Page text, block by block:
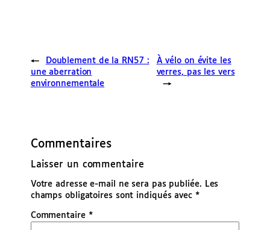
←
Doublement de la RN57 :
une aberration
environnementale
À vélo on évite les
verres, pas les vers
→
Commentaires
Laisser un commentaire
Votre adresse e-mail ne sera pas publiée.
Les
champs obligatoires sont indiqués avec *
Commentaire *